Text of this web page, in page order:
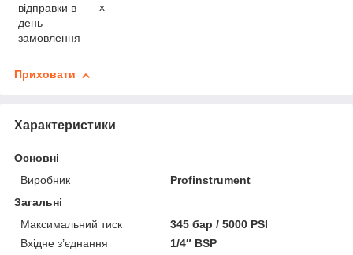
відправки в
день
замовлення
х
Приховати
Характеристики
Основні
Виробник
Profinstrument
Загальні
Максимальний тиск
345 бар / 5000 PSI
Вхідне з’єднання
1/4″ BSP